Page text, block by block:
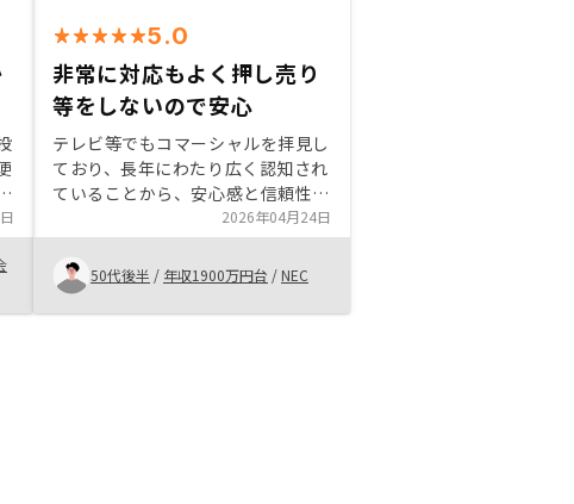
5.0
非常に対応もよく押し売り
等をしないので安心
テレビ等でもコマーシャルを拝見し
ており、長年にわたり広く認知され
ていることから、安心感と信頼性の
高さを感じ、まずは面談をお願いし
てみようと思ったのがきっかけで
す。実際にご連絡を差し上げた後
も、迅速かつ丁寧にご対応いただ
き、不安や疑問点に対しても分かり
2026年04月24日
50代後半 / 年収1900万円台 /NEC